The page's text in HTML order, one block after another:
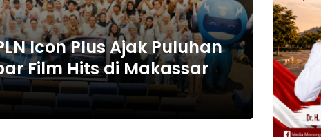
Icon Plus Ajak Puluhan
Film Hits di Makassar